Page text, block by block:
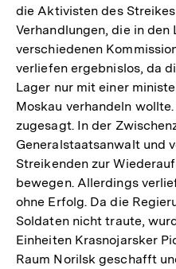
die Aktivisten des
Verhandlungen, die in
verschiedenen
verliefen ergebnislos, da
Lager nur mit einer
Moskau verhandeln
zugesagt. In der
Generalstaatsanwalt und
Streikenden zur
bewegen. Allerdings
ohne Erfolg. Da die
Soldaten nicht traute,
Einheiten Krasnojarsker
Raum Norilsk geschafft